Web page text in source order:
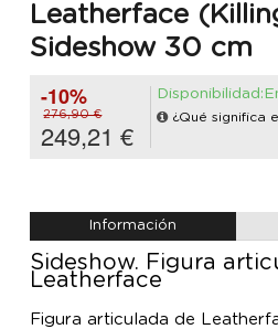
Leatherface
Sideshow 30 cm
-10%
276,90 €
249,21 €
¿Qué significa
Información
Sideshow. Figura
Leatherface
Figura articulada de